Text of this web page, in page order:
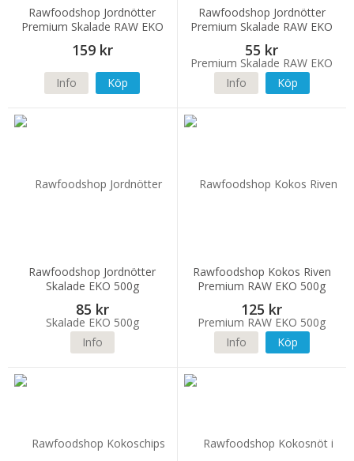
Rawfoodshop Jordnötter
Premium Skalade RAW EKO
1kg
159 kr
Info Köp
Rawfoodshop Jordnötter
Premium Skalade RAW EKO
200g
55 kr
Info Köp
Rawfoodshop Jordnötter
Skalade EKO 500g
85 kr
Info
Rawfoodshop Kokos Riven
Premium RAW EKO 500g
125 kr
Info Köp